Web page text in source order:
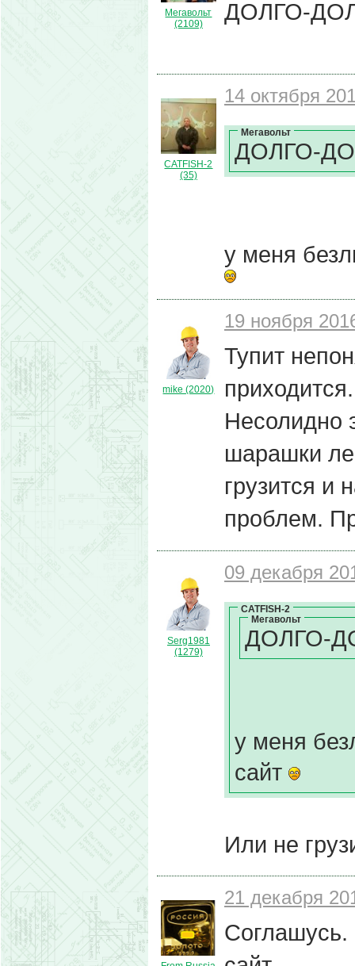
Мегавольт
(2109)
ДОЛГО-
CATFISH-2
(35)
14 октября
Мегавольт
ДОЛГО-
у меня
mike (2020)
19 ноября
Тупит
Несолидно
шарашки
грузится и
проблем.
Serg1981
(1279)
09 декабря
CATFISH-2
Мегавольт
ДОЛГО-
у меня
сайт
Или не
21 декабря
Соглашусь.